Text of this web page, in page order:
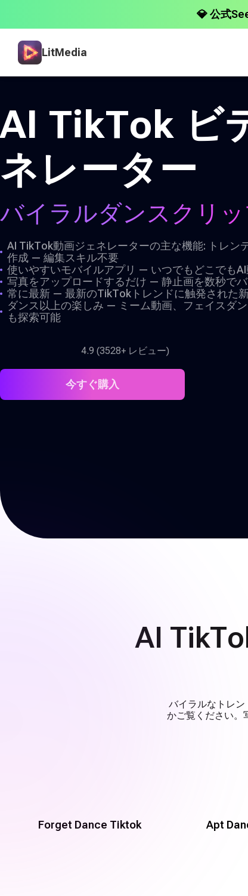
💎 公式
LitMedia
AI TikTok ビ
ネレーター
バイラルダンスクリ
AI TikTok動画ジェネレーターの主な機能: トレン
作成 — 編集スキル不要
使いやすいモバイルアプリ — いつでもどこでも
写真をアップロードするだけ — 静止画を数秒で
常に最新 — 最新のTikTokトレンドに触発された
ダンス以上の楽しみ — ミーム動画、フェイスダ
も探索可能
4.9 (3528+ レビュー)
今すぐ購入
AI
バイラルなトレ
かご覧ください。
Forget Dance Tiktok Apt